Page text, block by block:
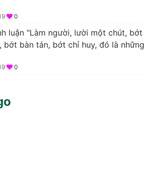
0
luận "Làm người, lười một chút, bớt
bớt bàn tán, bớt chỉ huy, đó là những
0